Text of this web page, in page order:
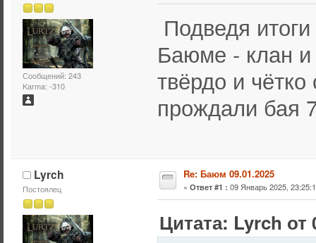
Сообщений: 243
Karma: -310
Подведя
Баюме - клан
твёрдо и
прождали бая
Lyrch
Постоялец
Re: Баюм 09.01.2025
« Ответ #1 : 09 Январь 2025,
Цитата: Lyrch от